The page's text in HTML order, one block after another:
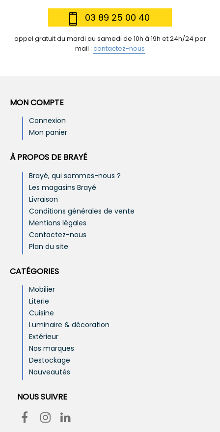
03 89 25 00 40
appel gratuit du mardi au samedi de 10h à 19h et 24h/24 par
mail : contactez-nous
MON COMPTE
Connexion
Mon panier
À PROPOS DE BRAYÉ
Brayé, qui sommes-nous ?
Les magasins Brayé
Livraison
Conditions générales de vente
Mentions légales
Contactez-nous
Plan du site
CATÉGORIES
Mobilier
Literie
Cuisine
Luminaire & décoration
Extérieur
Nos marques
Destockage
Nouveautés
NOUS SUIVRE